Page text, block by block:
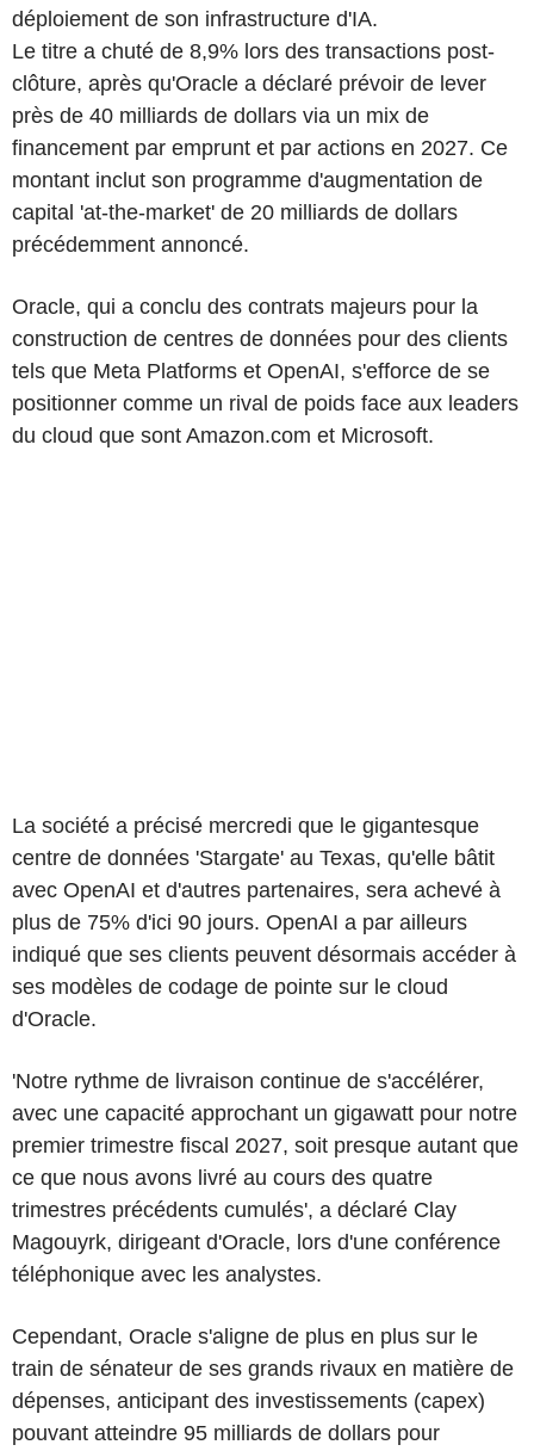
déploiement de son infrastructure d'IA.
Le titre a chuté de 8,9% lors des transactions post-
clôture, après qu'Oracle a déclaré prévoir de lever
près de 40 milliards de dollars via un mix de
financement par emprunt et par actions en 2027. Ce
montant inclut son programme d'augmentation de
capital 'at-the-market' de 20 milliards de dollars
précédemment annoncé.
Oracle, qui a conclu des contrats majeurs pour la
construction de centres de données pour des clients
tels que Meta Platforms et OpenAI, s'efforce de se
positionner comme un rival de poids face aux leaders
du cloud que sont Amazon.com et Microsoft.
La société a précisé mercredi que le gigantesque
centre de données 'Stargate' au Texas, qu'elle bâtit
avec OpenAI et d'autres partenaires, sera achevé à
plus de 75% d'ici 90 jours. OpenAI a par ailleurs
indiqué que ses clients peuvent désormais accéder à
ses modèles de codage de pointe sur le cloud
d'Oracle.
'Notre rythme de livraison continue de s'accélérer,
avec une capacité approchant un gigawatt pour notre
premier trimestre fiscal 2027, soit presque autant que
ce que nous avons livré au cours des quatre
trimestres précédents cumulés', a déclaré Clay
Magouyrk, dirigeant d'Oracle, lors d'une conférence
téléphonique avec les analystes.
Cependant, Oracle s'aligne de plus en plus sur le
train de sénateur de ses grands rivaux en matière de
dépenses, anticipant des investissements (capex)
pouvant atteindre 95 milliards de dollars pour